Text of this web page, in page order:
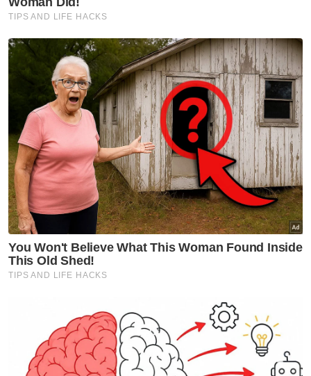
berlangsung dengan sempurna.
Berita Telus & Tulus menerusi E-Mel setiap
hari!
Muat turun aplikasi Sinar Harian.Klik di sini!
Sanusi Md Nor
LIMA23